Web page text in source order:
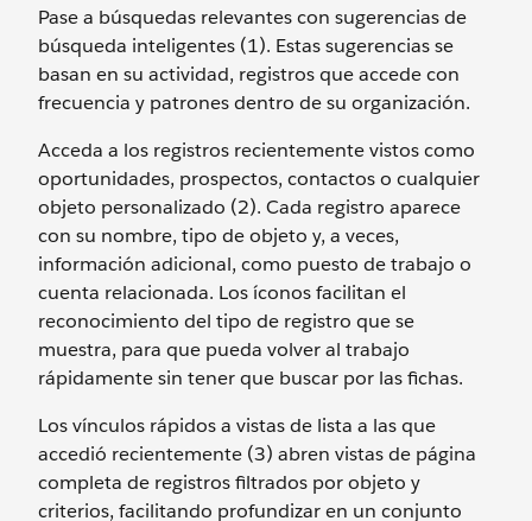
Pase a búsquedas relevantes con sugerencias de
búsqueda inteligentes (1). Estas sugerencias se
basan en su actividad, registros que accede con
frecuencia y patrones dentro de su organización.
Acceda a los registros recientemente vistos como
oportunidades, prospectos, contactos o cualquier
objeto personalizado (2). Cada registro aparece
con su nombre, tipo de objeto y, a veces,
información adicional, como puesto de trabajo o
cuenta relacionada. Los íconos facilitan el
reconocimiento del tipo de registro que se
muestra, para que pueda volver al trabajo
rápidamente sin tener que buscar por las fichas.
Los vínculos rápidos a vistas de lista a las que
accedió recientemente (3) abren vistas de página
completa de registros filtrados por objeto y
criterios, facilitando profundizar en un conjunto